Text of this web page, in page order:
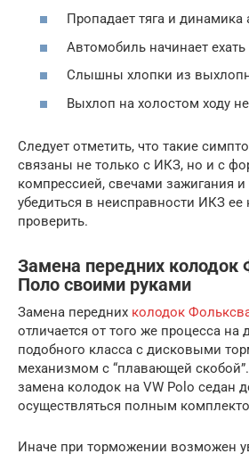
Пропадает тяга и динамика
Автомобиль начинает
Слышны хлопки из
Выхлоп на холостом ходу
Следует отметить, что такие
связаны не только с ИКЗ, но и с
компрессией, свечами зажигания
убедиться в неисправности ИКЗ ее
проверить.
Замена передних колодок
Поло своими руками
Замена передних колодок
отличается от того же процесса на
подобного класса с дисковыми
механизмом с “плавающей
замена колодок на VW Polo седан
осуществляться полным
Иначе при торможении возможен